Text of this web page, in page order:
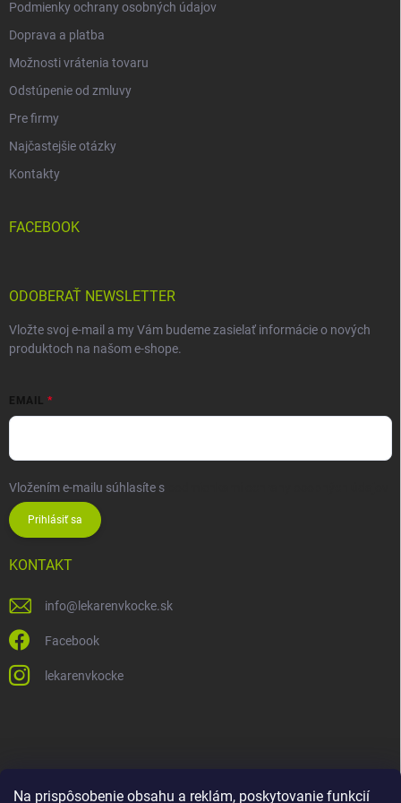
Na prispôsobenie obsahu a reklám, poskytovanie funkcií
Podmienky ochrany osobných údajov
Doprava a platba
Možnosti vrátenia tovaru
Odstúpenie od zmluvy
Pre firmy
Najčastejšie otázky
Kontakty
FACEBOOK
ODOBERAŤ NEWSLETTER
Vložte svoj e-mail a my Vám budeme zasielať informácie o nových
produktoch na našom e-shope.
EMAIL
Vložením e-mailu súhlasíte s
Prihlásiť sa
KONTAKT
info@ lekarenvkocke.sk
Facebook
lekarenvkocke